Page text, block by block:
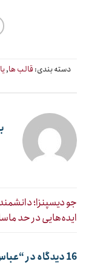
دسته بندی: قالب ها,
جو دیسپنزا؛
ایده‌هایی در حد
16 دیدگاه در “